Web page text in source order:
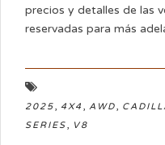
precios y detalles de las
reservadas para más
2025, 4X4 , AWD,
SERIES, V8